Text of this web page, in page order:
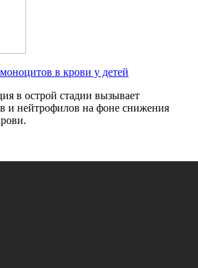
в крови у детей
в острой стадии вызывает
и нейтрофилов на фоне снижения